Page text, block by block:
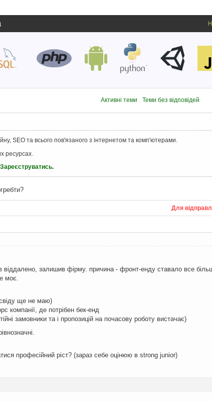
Активні теми Теми без відповідей
SEO та всього пов'язаного з інтернетом та комп'ютерами.
ресурсах.
Зареєструватись.
Для
залишив фірму. причина - фронт-енду ставало все
моє.
ще не маю)
компанії, де потрібен бек-енд
замовники та і пропозицій на почасову роботу вистачає)
професійний ріст? (зараз себе оцінюю в strong junior)